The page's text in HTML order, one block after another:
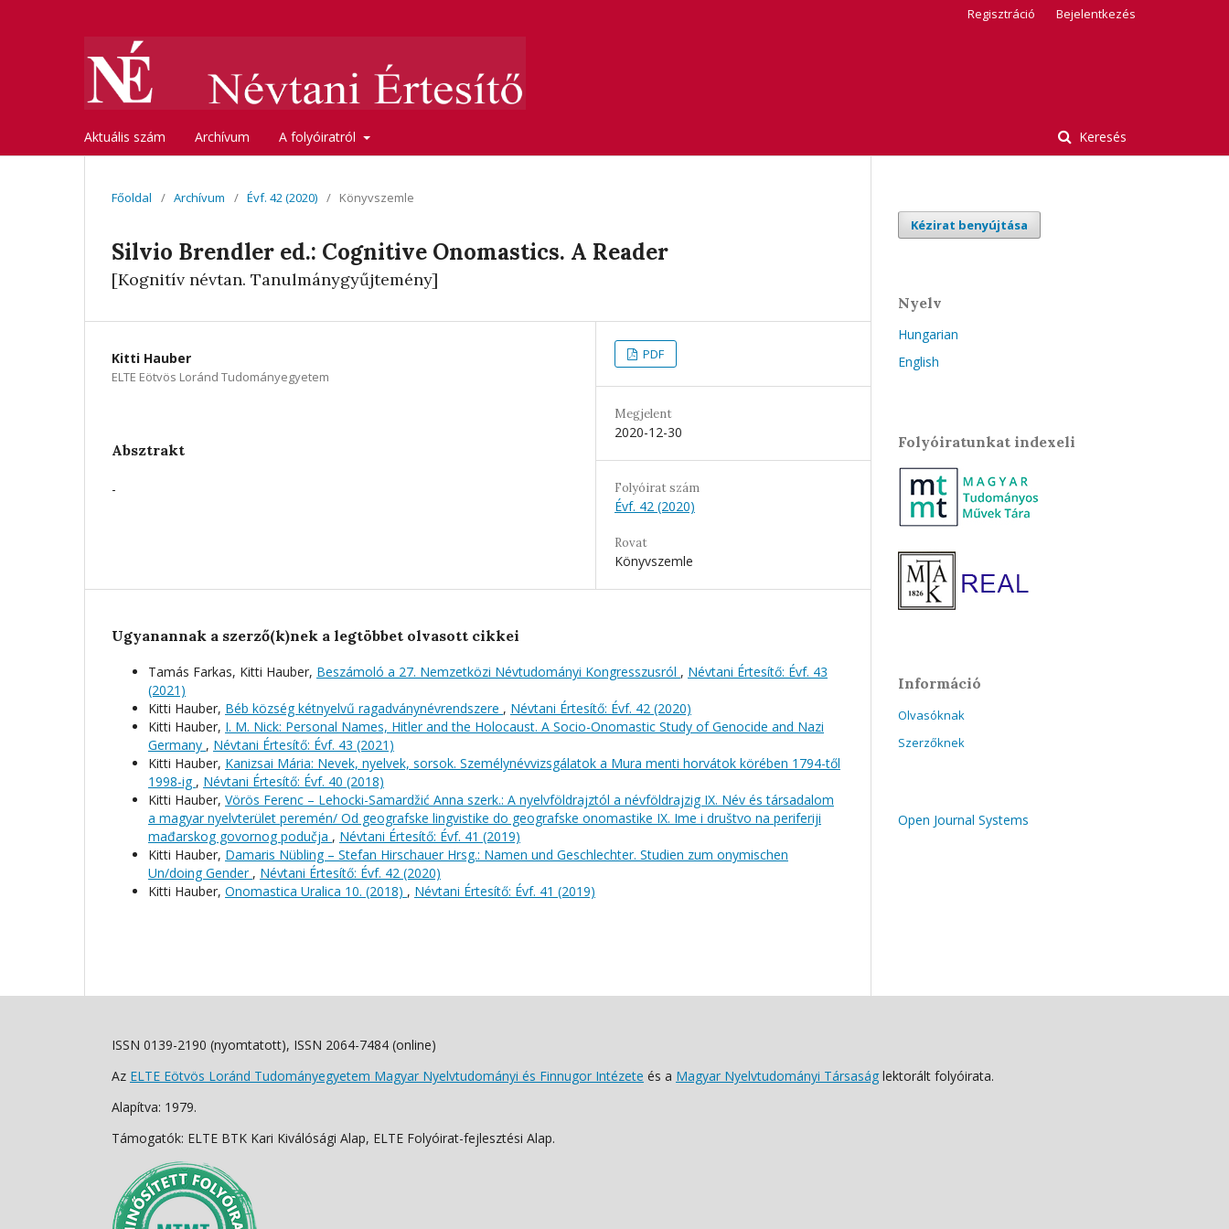
Aktuális szám Archívum A folyóiratról Keresés
Regisztráció Bejelentkezés
Főoldal / Archívum / Évf. 42 (2020) / Könyvszemle
Silvio Brendler ed.: Cognitive Onomastics. A Reader
[Kognitív névtan. Tanulmánygyűjtemény]
Kitti Hauber
ELTE Eötvös Loránd Tudományegyetem
Absztrakt
-
PDF
Megjelent
2020-12-30
Folyóirat szám
Évf. 42 (2020)
Rovat
Könyvszemle
Ugyanannak a szerző(k)nek a legtöbbet olvasott cikkei
Tamás Farkas, Kitti Hauber, Beszámoló a 27. Nemzetközi Névtudományi Kongresszusról , Névtani Értesítő: Évf. 43
(2021)
Kitti Hauber, Béb község kétnyelvű ragadványnévrendszere , Névtani Értesítő: Évf. 42 (2020)
Kitti Hauber, I. M. Nick: Personal Names, Hitler and the Holocaust. A Socio-Onomastic Study of Genocide and Nazi
Germany , Névtani Értesítő: Évf. 43 (2021)
Kitti Hauber, Kanizsai Mária: Nevek, nyelvek, sorsok. Személynévvizsgálatok a Mura menti horvátok körében 1794-től
1998-ig , Névtani Értesítő: Évf. 40 (2018)
Kitti Hauber, Vörös Ferenc – Lehocki-Samardžić Anna szerk.: A nyelvföldrajztól a névföldrajzig IX. Név és társadalom
a magyar nyelvterület peremén/ Od geografske lingvistike do geografske onomastike IX. Ime i društvo na periferiji
mađarskog govornog podučja , Névtani Értesítő: Évf. 41 (2019)
Kitti Hauber, Damaris Nübling – Stefan Hirschauer Hrsg.: Namen und Geschlechter. Studien zum onymischen
Un/doing Gender , Névtani Értesítő: Évf. 42 (2020)
Kitti Hauber, Onomastica Uralica 10. (2018) , Névtani Értesítő: Évf. 41 (2019)
Kézirat benyújtása
Nyelv
Hungarian
English
Folyóiratunkat indexeli
Információ
Olvasóknak
Szerzőknek
Open Journal Systems
ISSN 0139-2190 (nyomtatott), ISSN 2064-7484 (online)
Az ELTE Eötvös Loránd Tudományegyetem Magyar Nyelvtudományi és Finnugor Intézete és a Magyar Nyelvtudományi Társaság lektorált folyóirata.
Alapítva: 1979.
Támogatók: ELTE BTK Kari Kiválósági Alap, ELTE Folyóirat-fejlesztési Alap.